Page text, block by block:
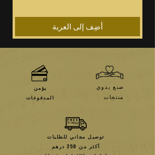
أضِف إلى العربة
يؤمن
المدفوعات
صنع يدوي
منتجات
توصيل مجاني للطلبات
أكثر من 250 درهم